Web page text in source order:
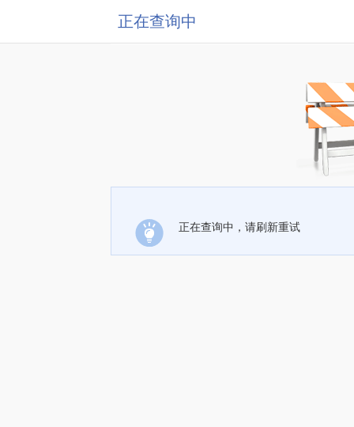
正在查询中
正在查询中，请刷新重试